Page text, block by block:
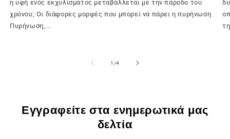
η υφή ενός εκχυλίσματος μεταβάλλεται με την πάροδο του
χρόνου; Οι διάφορες μορφές που μπορεί να πάρει η πυρήνωση
Πυρήνωση,...
1 /του
4
Εγγραφείτε στα ενημερωτικά μας
δελτία